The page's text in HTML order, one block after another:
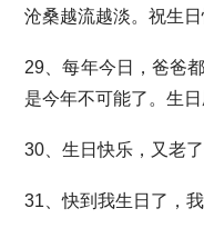
沧桑越流越淡。祝生
29、每年今日，爸爸
是今年不可能了。生
30、生日快乐，又老
31、快到我生日了，